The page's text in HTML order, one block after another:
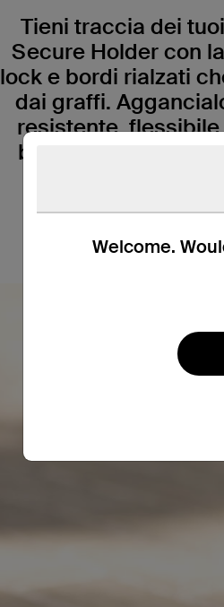
Welcome.
Tieni traccia dei
Secure Holder con
lock e bordi rialzati
dai graffi.
resistente,
bianco, rosa e blu),
mantenendo il